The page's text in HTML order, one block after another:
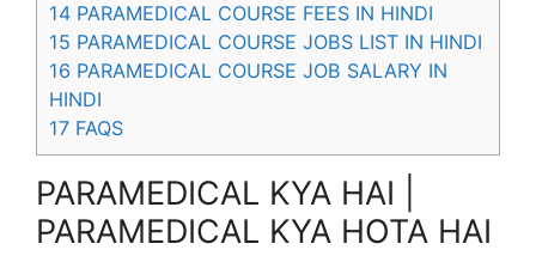
14 PARAMEDICAL COURSE FEES IN HINDI
15 PARAMEDICAL COURSE JOBS LIST IN HINDI
16 PARAMEDICAL COURSE JOB SALARY IN
HINDI
17 FAQS
PARAMEDICAL KYA HAI |
PARAMEDICAL KYA HOTA HAI